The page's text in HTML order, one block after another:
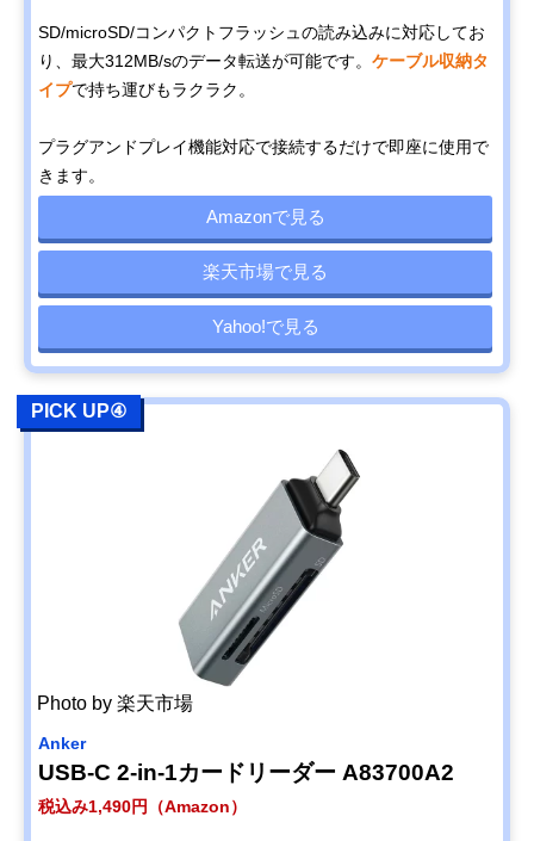
SD/microSD/コンパクトフラッシュの読み込みに対応してお
り、最大312MB/sのデータ転送が可能です。 ケーブル収納タ
イプで持ち運びもラクラク。
プラグアンドプレイ機能対応で接続するだけで即座に使用で
きます。
Amazonで見る
楽天市場で見る
Yahoo!で見る
PICK UP④
Photo by 楽天市場
Anker
USB-C 2-in-1カードリーダー A83700A2
税込み1,490円（Amazon）